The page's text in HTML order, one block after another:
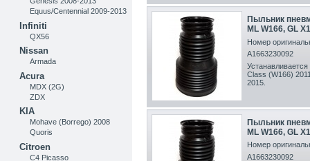
Equus/Centennial 2009-2013
Infiniti
QX56
Nissan
Armada
Acura
MDX (2G)
ZDX
KIA
Mohave (Borrego) 2008
Quoris
Citroen
C4 Picasso
Пыльник
ML W166, GL
Номер
A1663230092
Class (W166)
2015 .
Пыльник
ML W166, GL
Номер
A1663230092